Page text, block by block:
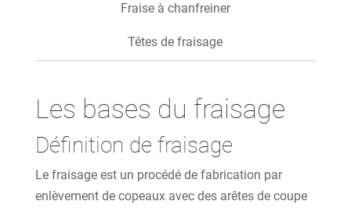
Fraise à chanfreiner
Têtes de fraisage
Les bases du fraisage
Définition de fraisage
Le fraisage est un procédé de fabrication par
enlèvement de copeaux avec des arêtes de coupe